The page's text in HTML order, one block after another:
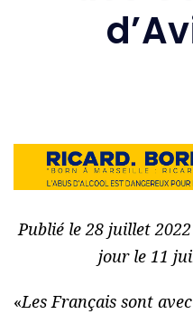
Publié le 28 juillet
jour le 11
«Les Français sont